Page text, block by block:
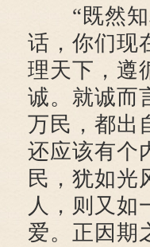
“既然知
话，你们现
理天下，遵
诚。就诚而
万民，都出
还应该有个
民，犹如光
人，则又如
爱。正因期